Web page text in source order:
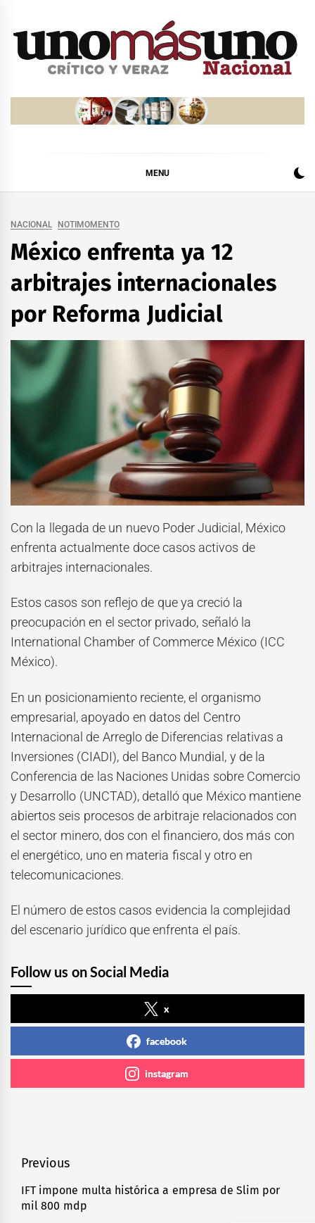
MENU
NACIONAL NOTIMOMENTO
México enfrenta ya 12
arbitrajes internacionales
por Reforma Judicial
Con la llegada de un nuevo Poder Judicial, México
enfrenta actualmente doce casos activos de
arbitrajes internacionales.
Estos casos son reflejo de que ya creció la
preocupación en el sector privado, señaló la
International Chamber of Commerce México (ICC
México).
En un posicionamiento reciente, el organismo
empresarial, apoyado en datos del Centro
Internacional de Arreglo de Diferencias relativas a
Inversiones (CIADI), del Banco Mundial, y de la
Conferencia de las Naciones Unidas sobre Comercio
y Desarrollo (UNCTAD), detalló que México mantiene
abiertos seis procesos de arbitraje relacionados con
el sector minero, dos con el financiero, dos más con
el energético, uno en materia fiscal y otro en
telecomunicaciones.
El número de estos casos evidencia la complejidad
del escenario jurídico que enfrenta el país.
Follow us on Social Media
x
facebook
instagram
Navegación
de
entradas
Previous
Previous
post:
IFT impone multa histórica a empresa de Slim por
mil 800 mdp